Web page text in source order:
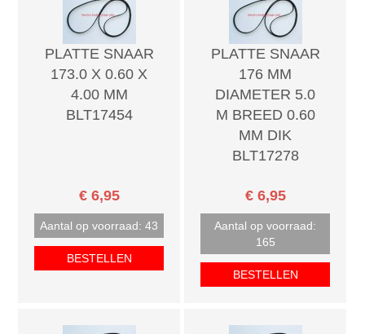
PLATTE SNAAR
173.0 X 0.60 X
4.00 MM
BLT17454
€ 6,95
Aantal op voorraad: 43
BESTELLEN
PLATTE SNAAR
176 MM
DIAMETER 5.0
M BREED 0.60
MM DIK
BLT17278
€ 6,95
Aantal op voorraad:
165
BESTELLEN